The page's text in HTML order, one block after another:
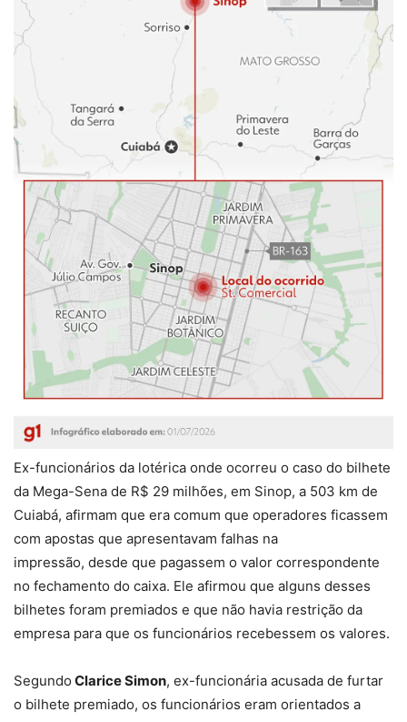
Ex-funcionários da lotérica onde ocorreu o caso do bilhete
da Mega-Sena de R$ 29 milhões, em Sinop, a 503 km de
Cuiabá, afirmam que era comum que operadores ficassem
com apostas que apresentavam falhas na
impressão, desde que pagassem o valor correspondente
no fechamento do caixa. Ele afirmou que alguns desses
bilhetes foram premiados e que não havia restrição da
empresa para que os funcionários recebessem os valores.
Segundo Clarice Simon, ex-funcionária acusada de furtar
o bilhete premiado, os funcionários eram orientados a